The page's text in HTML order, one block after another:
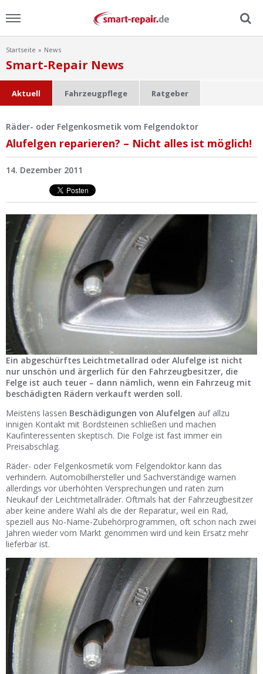
Home
Ratgeber
FAQ
Lexikon
Video
Ist Ihre Werkstatt schon dabei?
Kostenlos eintragen
Werkstatt Login
Startseite News
Smart-Repair News
Aktuell Fahrzeugpflege Ratgeber
Räder- oder Felgenkosmetik vom Felgendoktor
Alufelgen reparieren? – Nicht alles ist möglich!
14. Dezember 2011
Ein abgeschürftes Leichtmetallrad oder Alufelge ist nicht
nur unschön und ärgerlich für den Fahrzeugbesitzer, die
Felge ist auch teuer – dann nämlich, wenn ein Fahrzeug mit
beschädigten Rädern verkauft werden soll.
Meistens lassen Beschädigungen von Alufelgen auf allzu
innigen Kontakt mit Bordsteinen schließen und machen
Kaufinteressenten skeptisch. Die Folge ist fast immer ein
Preisabschlag.
Räder- oder Felgenkosmetik vom Felgendoktor kann das
verhindern. Automobilhersteller und Sachverständige warnen
allerdings vor überhöhten Versprechungen und raten zum
Neukauf der Leichtmetallräder. Oftmals hat der Fahrzeugbesitzer
aber keine andere Wahl als die der Reparatur, weil ein Rad,
speziell aus No-Name-Zubehörprogrammen, oft schon nach zwei
Jahren wieder vom Markt genommen wird und kein Ersatz mehr
lieferbar ist.